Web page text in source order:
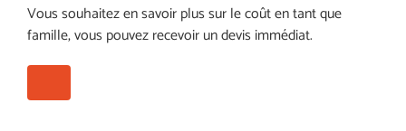
Vous souhaitez en savoir plus sur le coût en tant que
famille, vous pouvez recevoir un devis immédiat.